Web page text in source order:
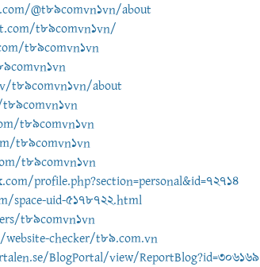
@t89comvn1vn/about
t89comvn1vn/
t89comvn1vn
t89comvn1vn/about
t89comvn1vn
t89comvn1vn
t89comvn1vn
profile.php?section=personal&id=72714
space-uid-5178722.html
t89comvn1vn
checker/t89.com.vn
BlogPortal/view/ReportBlog?id=306169